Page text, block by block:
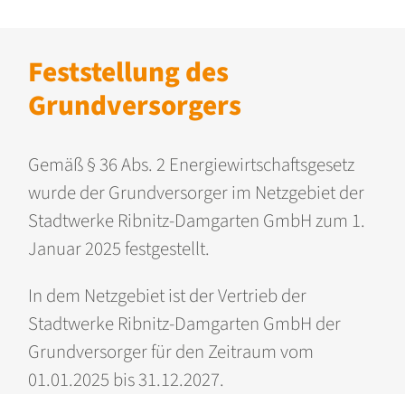
Feststellung des
Grundversorgers
Gemäß § 36 Abs. 2 Energiewirtschaftsgesetz
wurde der Grundversorger im Netzgebiet der
Stadtwerke Ribnitz-Damgarten GmbH zum 1.
Januar 2025 festgestellt.
In dem Netzgebiet ist der Vertrieb der
Stadtwerke Ribnitz-Damgarten GmbH der
Grundversorger für den Zeitraum vom
01.01.2025 bis 31.12.2027.